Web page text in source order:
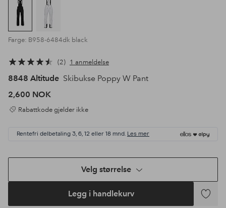
Farge: B958-6484dk black
2 1 anmeldelse
8848 Altitude Skibukse Poppy W Pant
2,600 NOK
Rabattkode gjelder ikke
Rentefri delbetaling 3, 6, 12 eller 18 mnd. Les mer
Velg størrelse
Legg i handlekurv
Legg